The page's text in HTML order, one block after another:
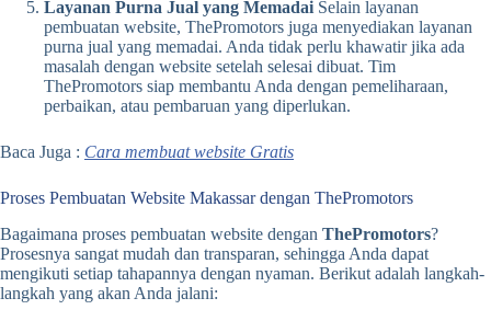
Layanan Purna Jual yang Memadai Selain layanan
pembuatan website, ThePromotors juga menyediakan layanan
purna jual yang memadai. Anda tidak perlu khawatir jika ada
masalah dengan website setelah selesai dibuat. Tim
ThePromotors siap membantu Anda dengan pemeliharaan,
perbaikan, atau pembaruan yang diperlukan.
Baca Juga : Cara membuat website Gratis
Proses Pembuatan Website Makassar dengan ThePromotors
Bagaimana proses pembuatan website dengan ThePromotors?
Prosesnya sangat mudah dan transparan, sehingga Anda dapat
mengikuti setiap tahapannya dengan nyaman. Berikut adalah langkah-
langkah yang akan Anda jalani: